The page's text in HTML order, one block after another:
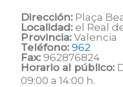
Dirección: Plaça
Localidad: el Real
Provincia: Valencia
Teléfono: 962
Fax: 962876824
Horario al público:
09:00 a 14:00 h.